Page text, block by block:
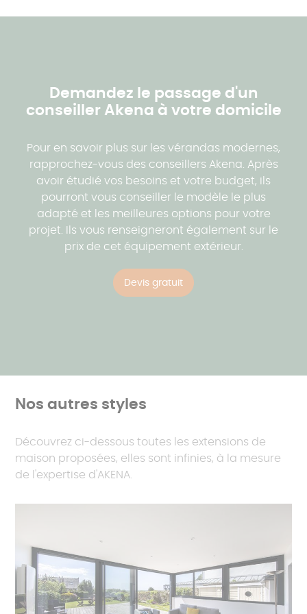
aux intempéries et aux aléas climatiques. Sa
sérénité absolue au fil des années.
et fonctionnalité.
répondra à toutes vos attentes, en vous offrant un
espace de vie lumineux, accessible et facile à
entretenir, tout en sublimant le caractère
moderne de votre habitation.
Demandez le passage d'un
conseiller Akena à votre domicile
Pour en savoir plus sur les vérandas modernes,
rapprochez-vous des conseillers Akena. Après
avoir étudié vos besoins et votre budget, ils
pourront vous conseiller le modèle le plus
adapté et les meilleures options pour votre
projet. Ils vous renseigneront également sur le
prix de cet équipement extérieur.
Devis gratuit
Nos autres styles
Découvrez ci-dessous toutes les extensions de
maison proposées, elles sont infinies, à la mesure
de l'expertise d'AKENA.